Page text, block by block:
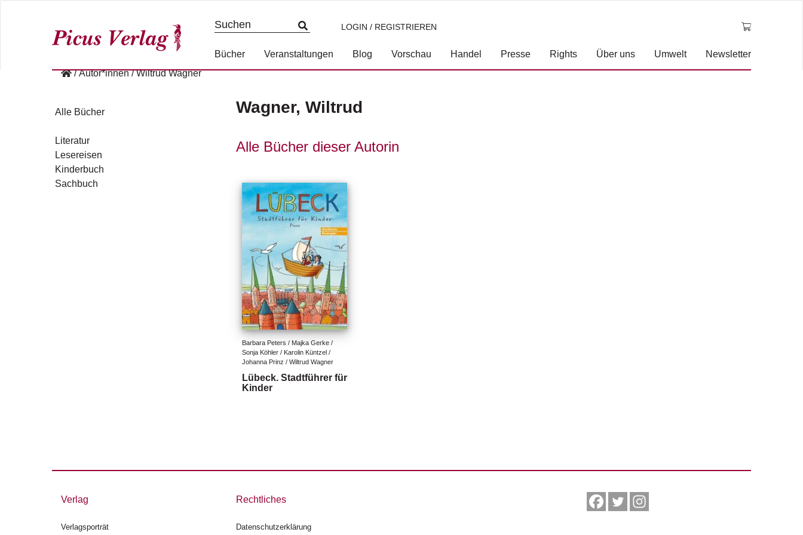
LOGIN / REGISTRIEREN
Bücher Veranstaltungen Blog Vorschau Handel Presse Rights Über uns Umwelt
Newsletter
/ Autor*innen / Wiltrud Wagner
Wagner, Wiltrud
Alle Bücher dieser Autorin
Barbara Peters / Majka Gerke /
Sonja Köhler / Karolin Küntzel /
Johanna Prinz / Wiltrud Wagner
Lübeck. Stadtführer für
Kinder
Alle Bücher
Literatur
Lesereisen
Kinderbuch
Sachbuch
Verlag
Verlagsporträt
Rechtliches
Datenschutzerklärung